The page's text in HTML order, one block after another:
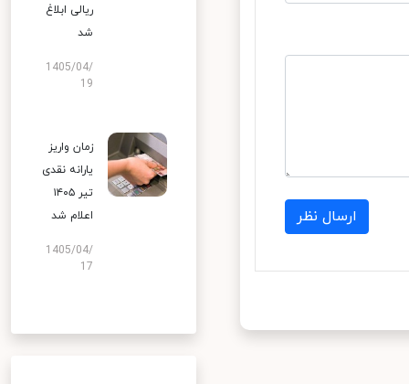
ارسال نظر
ریالی ابلاغ
شد
1405/04/
19
زمان واریز
یارانه نقدی
تیر ۱۴۰۵
اعلام شد
1405/04/
17